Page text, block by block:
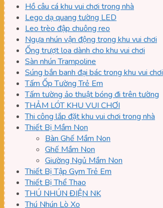
Hồ câu cá khu vui chơi trong nhà
Lego dạ quang tường LED
Leo trèo đập chuông reo
Ngựa nhún vận động trong khu vui chơi
Ống trượt loa dành cho khu vui chơi
Sàn nhún Trampoline
Súng bắn banh đại bác trong khu vui chơi
Tấm Ốp Tường Trẻ Em
Tấm tường ảo thuật bóng đi trên tường
THẢM LÓT KHU VUI CHƠI
Thi công lắp đặt khu vui chơi trong nhà
Thiết Bị Mầm Non
Bàn Ghế Mầm Non
Ghế Mầm Non
Giường Ngủ Mầm Non
Thiết Bị Tập Gym Trẻ Em
Thiết Bị Thể Thao
THÚ NHÚN ĐIỆN NK
Thú Nhún Lò Xo